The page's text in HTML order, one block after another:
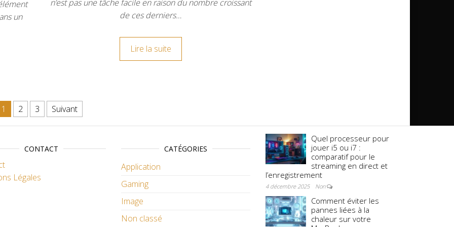
un
n’est pas une tâche facile en raison du nombre croissant
de ces derniers…
Lire la suite
1 2 3 Suivant
CONTACT
Légales
CATÉGORIES
Application
Gaming
Image
Non classé
Quel processeur pour
jouer i5 ou i7 :
comparatif pour le
streaming en direct et
l’enregistrement
4 décembre 2025 Non
Comment éviter les
pannes liées à la
chaleur sur votre